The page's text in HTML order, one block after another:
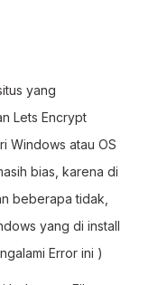
yang
Lets Encrypt
Windows atau OS
bias, karena di
beberapa tidak,
yang di install
Error ini )